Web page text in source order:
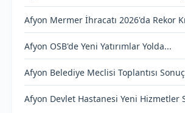
Afyon Mermer İhracatı 2026'da Rekor
Afyon OSB'de Yeni Yatırımlar Yolda...
Afyon Belediye Meclisi Toplantısı
Afyon Devlet Hastanesi Yeni Hizmetler